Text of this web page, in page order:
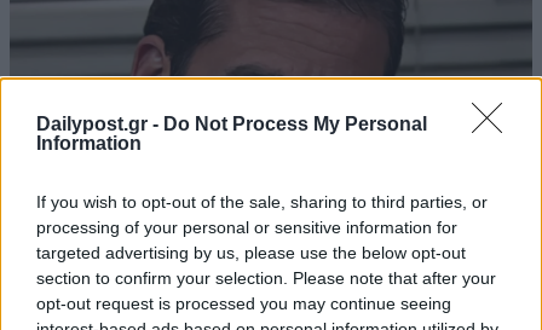
Dailypost.gr - Do Not Process My Personal
Information
If you wish to opt-out of the sale, sharing to third parties, or
processing of your personal or sensitive information for
targeted advertising by us, please use the below opt-out
section to confirm your selection. Please note that after your
opt-out request is processed you may continue seeing